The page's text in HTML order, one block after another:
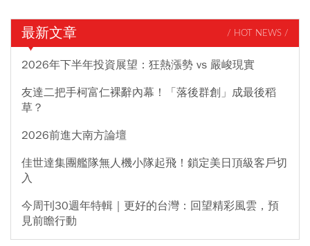
最新文章 / HOT NEWS /
2026年下半年投資展望：狂熱漲勢 vs 嚴峻現實
友達二把手柯富仁裸辭內幕！「落後群創」成最後稻
草？
2026前進大南方論壇
佳世達集團艦隊無人機小隊起飛！鎖定美日頂級客戶切
入
今周刊30週年特輯｜更好的台灣：回望精彩風雲，預
見前瞻行動